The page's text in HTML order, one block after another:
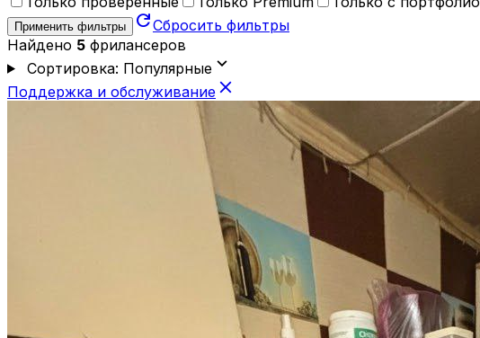
Применить фильтры refreshСбросить фильтры
Найдено 5 фрилансеров
Сортировка: Популярныеexpand_more
Поддержка и обслуживание close